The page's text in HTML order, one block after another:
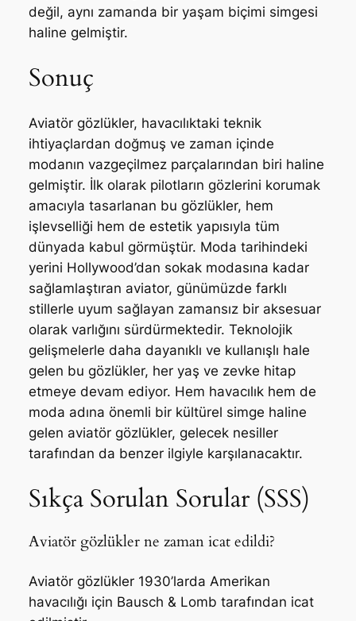
değil, aynı zamanda bir yaşam biçimi simgesi
haline gelmiştir.
Sonuç
Aviatör gözlükler, havacılıktaki teknik
ihtiyaçlardan doğmuş ve zaman içinde
modanın vazgeçilmez parçalarından biri haline
gelmiştir. İlk olarak pilotların gözlerini korumak
amacıyla tasarlanan bu gözlükler, hem
işlevselliği hem de estetik yapısıyla tüm
dünyada kabul görmüştür. Moda tarihindeki
yerini Hollywood’dan sokak modasına kadar
sağlamlaştıran aviator, günümüzde farklı
stillerle uyum sağlayan zamansız bir aksesuar
olarak varlığını sürdürmektedir. Teknolojik
gelişmelerle daha dayanıklı ve kullanışlı hale
gelen bu gözlükler, her yaş ve zevke hitap
etmeye devam ediyor. Hem havacılık hem de
moda adına önemli bir kültürel simge haline
gelen aviatör gözlükler, gelecek nesiller
tarafından da benzer ilgiyle karşılanacaktır.
Sıkça Sorulan Sorular (SSS)
Aviatör gözlükler ne zaman icat edildi?
Aviatör gözlükler 1930’larda Amerikan
havacılığı için Bausch & Lomb tarafından icat